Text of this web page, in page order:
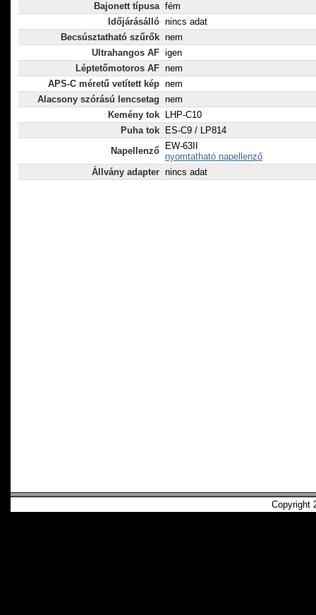
Bajonett típusa fém
Időjárásálló nincs adat
Becsúsztatható szűrők nem
Ultrahangos AF igen
Léptetőmotoros AF nem
APS-C méretű vetített kép nem
Alacsony szórású lencsetag nem
Kemény tok
LHP-C10
Puha tok
ES-C9 / LP814
Napellenző
EW-63II
nyomtatható napellenző
Állvány adapter nincs adat
Copyright